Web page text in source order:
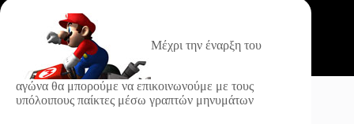
Μέχρι την έναρξη του
αγώνα θα μπορούμε να επικοινωνούμε με τους
υπόλοιπους παίκτες μέσω γραπτών μηνυμάτων